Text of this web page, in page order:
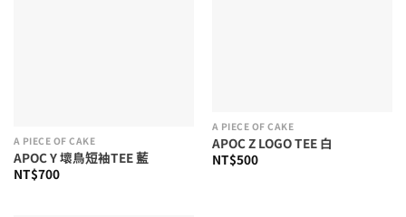
A PIECE OF CAKE
APOC Y 壞鳥短袖TEE 藍
NT$700
A PIECE OF CAKE
APOC Z LOGO TEE 白
NT$500